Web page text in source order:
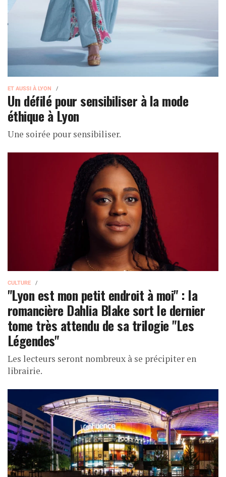
ET AUSSI À LYON
Un défilé pour sensibiliser à la mode
éthique à Lyon
Une soirée pour sensibiliser.
CULTURE
"Lyon est mon petit endroit à moi" : la
romancière Dahlia Blake sort le dernier
tome très attendu de sa trilogie "Les
Légendes"
Les lecteurs seront nombreux à se précipiter en
librairie.